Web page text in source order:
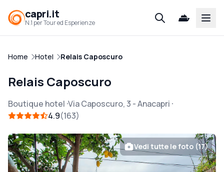
capri.it
N.1 per Tour ed Esperienze
Home Hotel Relais Caposcuro
Relais Caposcuro
Boutique hotel Via Caposcuro, 3 -Anacapri
4.9 163
Vedi tutte le foto (17)